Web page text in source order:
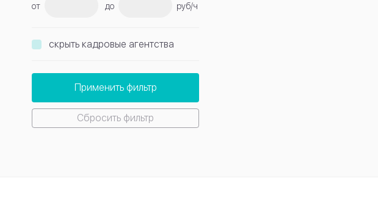
от до руб/ч
скрыть кадровые агентства
Применить фильтр
Сбросить фильтр